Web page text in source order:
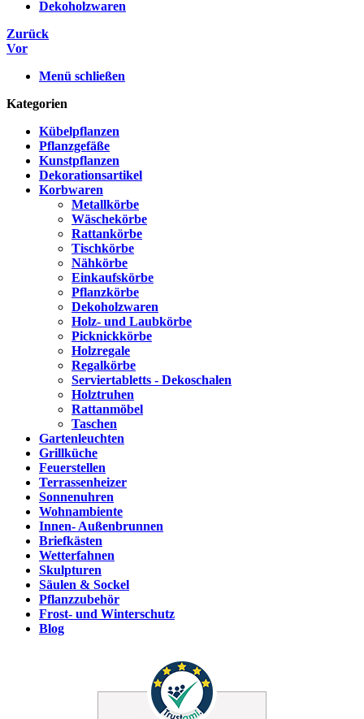
Dekoholzwaren
Zurück
Vor
Menü schließen
Kategorien
Kübelpflanzen
Pflanzgefäße
Kunstpflanzen
Dekorationsartikel
Korbwaren
Metallkörbe
Wäschekörbe
Rattankörbe
Tischkörbe
Nähkörbe
Einkaufskörbe
Pflanzkörbe
Dekoholzwaren
Holz- und Laubkörbe
Picknickkörbe
Holzregale
Regalkörbe
Serviertabletts - Dekoschalen
Holztruhen
Rattanmöbel
Taschen
Gartenleuchten
Grillküche
Feuerstellen
Terrassenheizer
Sonnenuhren
Wohnambiente
Innen- Außenbrunnen
Briefkästen
Wetterfahnen
Skulpturen
Säulen & Sockel
Pflanzzubehör
Frost- und Winterschutz
Blog